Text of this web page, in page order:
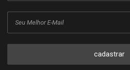
cadastrar